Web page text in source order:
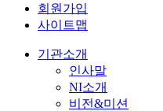
회원가입
사이트맵
기관소개
인사말
NI소개
비전&미션